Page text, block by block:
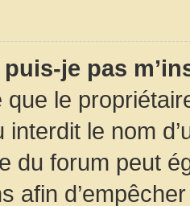
je pas
que le
interdit le nom
du forum peut
afin